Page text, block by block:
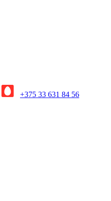
+375 33 631 84 56